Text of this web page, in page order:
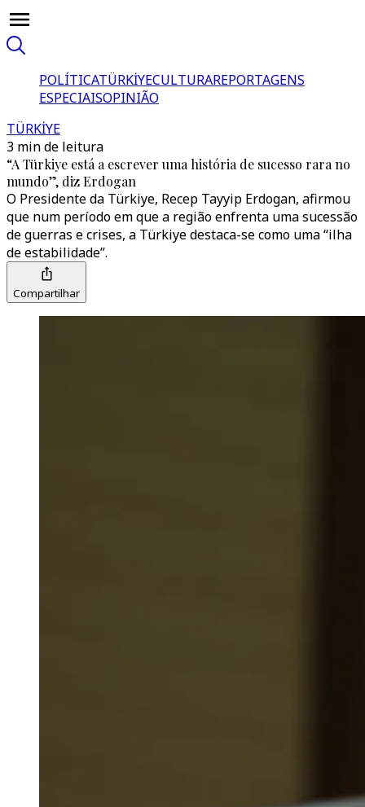
POLÍTICATÜRKİYECULTURAREPORTAGENS
ESPECIAISOPINIÃO
TÜRKİYE
3 min de leitura
“A Türkiye está a escrever uma história de sucesso rara no
mundo”, diz Erdogan
O Presidente da Türkiye, Recep Tayyip Erdogan, afirmou
que num período em que a região enfrenta uma sucessão
de guerras e crises, a Türkiye destaca-se como uma “ilha
de estabilidade”.
Compartilhar